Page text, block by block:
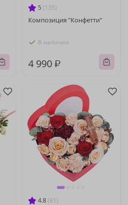
5 (135)
Композиция "Конфетти"
В наличии
4 990 ₽
4.8 (81)